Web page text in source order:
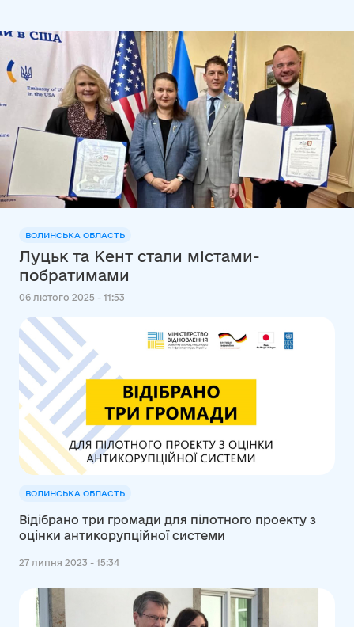
ВОЛИНСЬКА ОБЛАСТЬ
Луцьк та Кент стали містами-
побратимами
06 лютого 2025 - 11:53
ВОЛИНСЬКА ОБЛАСТЬ
Відібрано три громади для пілотного проекту з
оцінки антикорупційної системи
27 липня 2023 - 15:34